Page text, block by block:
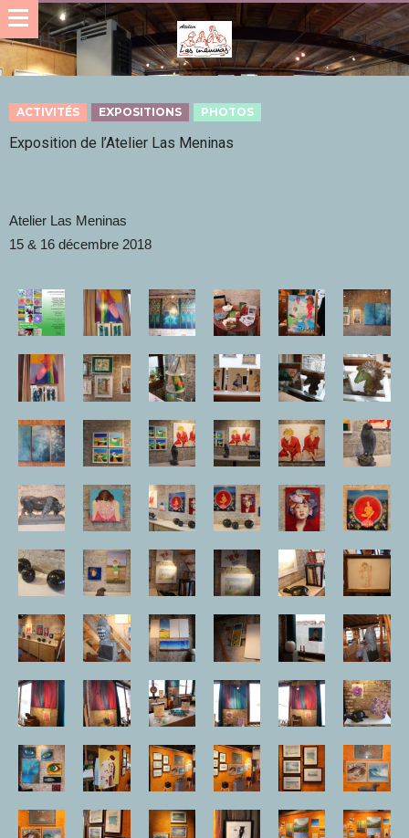
ACTIVITÉS EXPOSITIONS PHOTOS
Exposition de l’Atelier Las Meninas
Atelier Las Meninas
15 & 16 décembre 2018